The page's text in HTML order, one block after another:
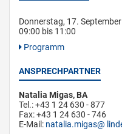
Donnerstag, 17.
09:00 bis 11:00
Programm
ANSPRECHPARTNER
Natalia Migas, BA
Tel.: +43 1 24 630 - 877
Fax: +43 1 24 630 - 746
E-Mail: natalia.migas